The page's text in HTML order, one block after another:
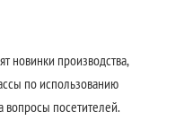
новинки производства,
по использованию
посетителей.